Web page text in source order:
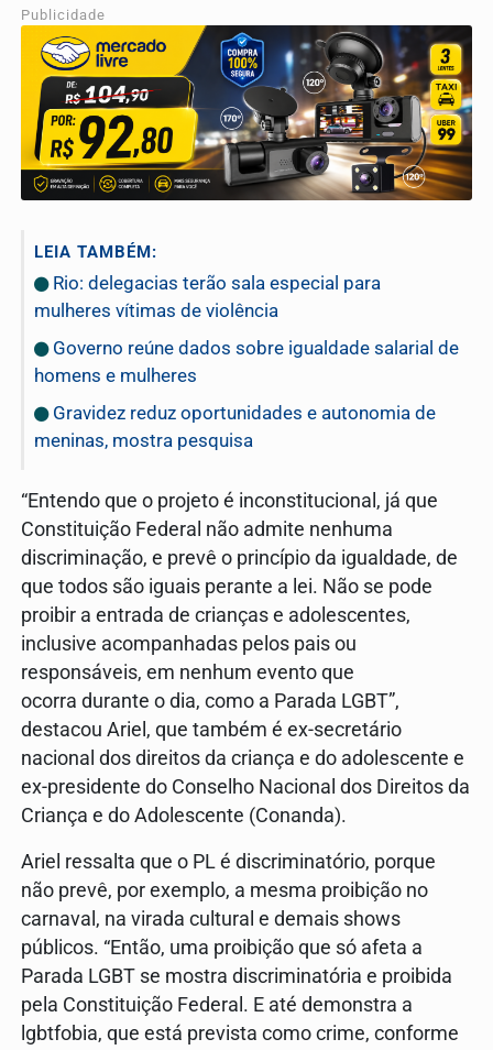
Publicidade
LEIA TAMBÉM:
Rio: delegacias terão sala especial para
mulheres vítimas de violência
Governo reúne dados sobre igualdade salarial de
homens e mulheres
Gravidez reduz oportunidades e autonomia de
meninas, mostra pesquisa
“Entendo que o projeto é inconstitucional, já que
Constituição Federal não admite nenhuma
discriminação, e prevê o princípio da igualdade, de
que todos são iguais perante a lei. Não se pode
proibir a entrada de crianças e adolescentes,
inclusive acompanhadas pelos pais ou
responsáveis, em nenhum evento que
ocorra durante o dia, como a Parada LGBT”,
destacou Ariel, que também é ex-secretário
nacional dos direitos da criança e do adolescente e
ex-presidente do Conselho Nacional dos Direitos da
Criança e do Adolescente (Conanda).
Ariel ressalta que o PL é discriminatório, porque
não prevê, por exemplo, a mesma proibição no
carnaval, na virada cultural e demais shows
públicos. “Então, uma proibição que só afeta a
Parada LGBT se mostra discriminatória e proibida
pela Constituição Federal. E até demonstra a
lgbtfobia, que está prevista como crime, conforme